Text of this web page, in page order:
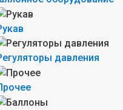
давления